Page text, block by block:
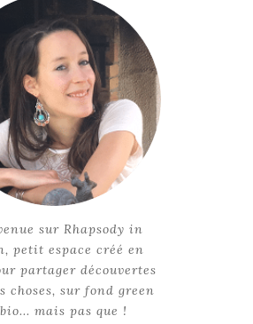
sur Rhapsody in
petit espace créé en
partager découvertes
choses, sur fond green
mais pas que !